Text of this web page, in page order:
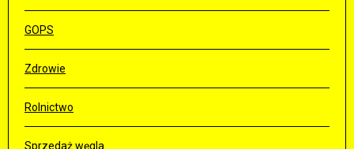
GOPS
Zdrowie
Rolnictwo
Sprzedaż węgla